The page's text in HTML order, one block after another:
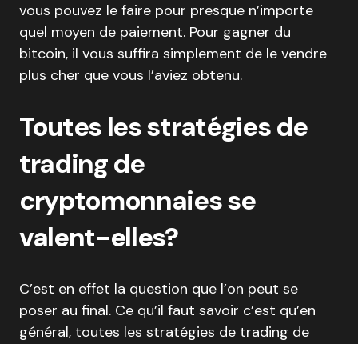
vous pouvez le faire pour presque n’importe
quel moyen de paiement. Pour gagner du
bitcoin, il vous suffira simplement de le vendre
plus cher que vous l’aviez obtenu.
Toutes les stratégies de
trading de
cryptomonnaies se
valent-elles?
C’est en effet la question que l’on peut se
poser au final. Ce qu’il faut savoir c’est qu’en
général, toutes les stratégies de trading de